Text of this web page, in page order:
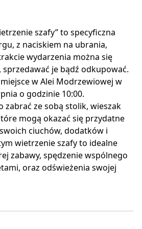
szafy” to specyficzna
z naciskiem na ubrania,
wydarzenia można się
je bądź odkupować.
w Alei Modrzewiowej w
o godzinie 10:00.
zabrać ze sobą stolik, wieszak
mogą okazać się przydatne
ciuchów, dodatków i
wietrzenie szafy to idealne
zabawy, spędzenie wspólnego
oraz odświeżenia swojej